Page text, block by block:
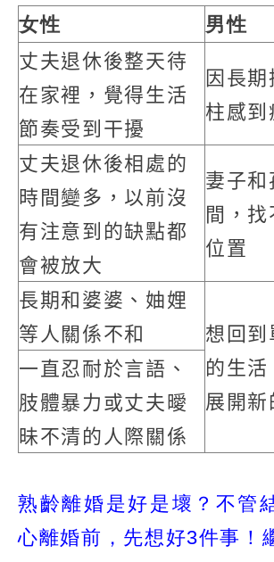
女性
男性
丈夫退休後整天待
在家裡，覺得生活
節奏受到干擾
因長
柱感到
丈夫退休後相處的
時間變多，以前沒
有注意到的缺點都
會被放大
妻子
間，
位置
長期和婆婆、妯娌
等人關係不和
想回
的生
展開新
一直忍耐於言語、
肢體暴力或丈夫曖
昧不清的人際關係
熟齡離婚是好是壞？不管
心離婚前，先想好3件事！